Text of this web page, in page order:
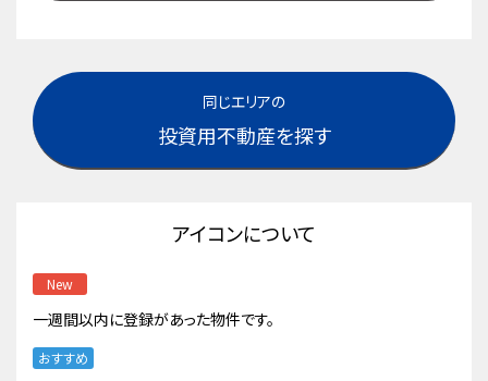
同じエリアの
投資用不動産を探す
アイコンについて
New
一週間以内に登録があった物件です。
おすすめ